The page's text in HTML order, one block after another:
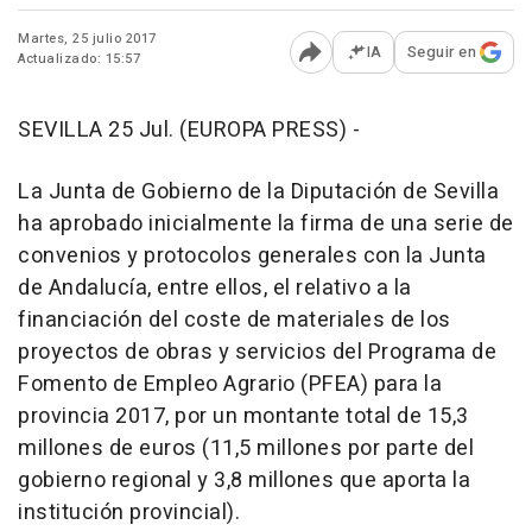
Martes, 25 julio 2017
Actualizado: 15:57
Abrir opciones para
IA Seguir en
SEVILLA 25 Jul. (EUROPA PRESS) -
La Junta de Gobierno de la Diputación de Sevilla
ha aprobado inicialmente la firma de una serie de
convenios y protocolos generales con la Junta
de Andalucía, entre ellos, el relativo a la
financiación del coste de materiales de los
proyectos de obras y servicios del Programa de
Fomento de Empleo Agrario (PFEA) para la
provincia 2017, por un montante total de 15,3
millones de euros (11,5 millones por parte del
gobierno regional y 3,8 millones que aporta la
institución provincial).